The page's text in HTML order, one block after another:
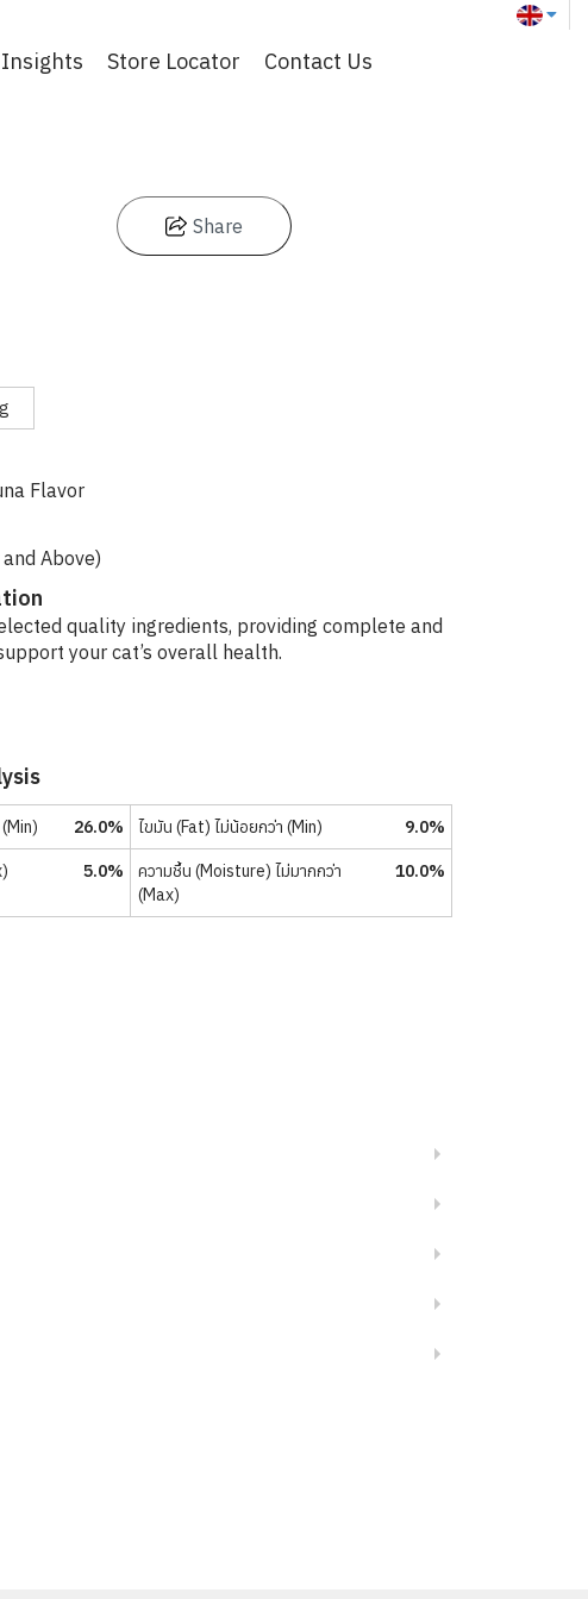
Insights Store Locator Contact Us
Share
Flavor
Above)
quality ingredients, providing complete and
your cat’s overall health.
26.0% ไขมัน (Fat) ไม่น้อยกว่า (Min) 9.0%
5.0%
ความชื้น (Moisture) ไม่มากกว่า
(Max)
10.0%